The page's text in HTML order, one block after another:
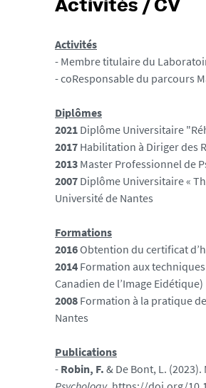
Activités / CV
Activités
- Membre titulaire du
- coResponsable du parcours
Diplômes
2021 Diplôme Universitaire
2017 Habilitation à Diriger des
2013 Master Professionnel de
2007 Diplôme Universitaire «
Université de Nantes
Formations
2016Obtention du certificat
2014 Formation aux
Canadien de l’Image Eidétique)
2008 Formation à la pratique
Nantes
Publications
- Robin, F. & De Bont, L.